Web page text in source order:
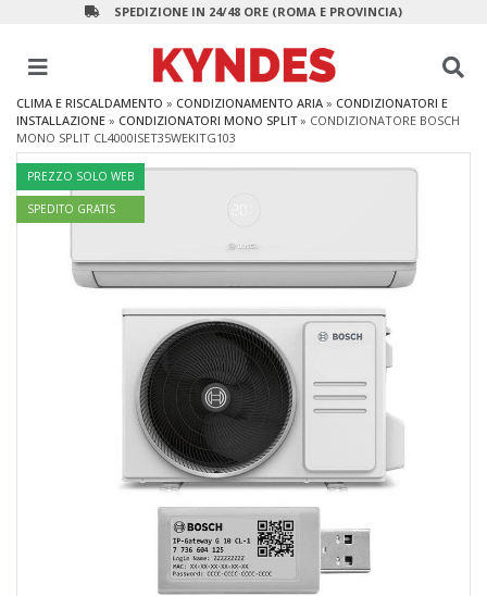
SPEDIZIONE IN 24/48 ORE (ROMA E PROVINCIA)
CLIMA E RISCALDAMENTO » CONDIZIONAMENTO ARIA » CONDIZIONATORI E
INSTALLAZIONE » CONDIZIONATORI MONO SPLIT» CONDIZIONATORE BOSCH
MONO SPLIT CL4000ISET35WEKITG103
PREZZO SOLO WEB
SPEDITO GRATIS